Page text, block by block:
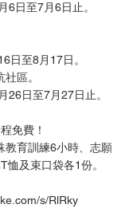
6日至7月6日止。
日至8月17日。
區。
26日至7月27日止。
免費！
教育訓練6小時、志願
恤及束口袋各1份。
s/RlRky